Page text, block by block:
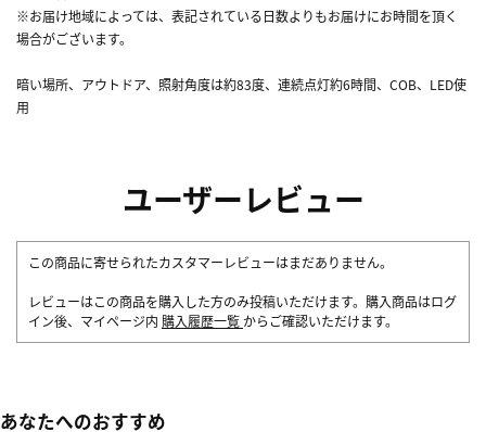
※お届け地域によっては、表記されている日数よりもお届けにお時間を頂く
場合がございます。
暗い場所、アウトドア、照射角度は約83度、連続点灯約6時間、COB、LED使
用
ユーザーレビュー
この商品に寄せられたカスタマーレビューはまだありません。
レビューはこの商品を購入した方のみ投稿いただけます。購入商品はログ
イン後、マイページ内 購入履歴一覧 からご確認いただけます。
あなたへのおすすめ